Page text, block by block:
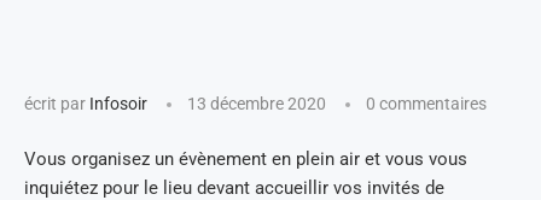
écrit par Infosoir 13 décembre 2020 0 commentaires
Vous organisez un évènement en plein air et vous vous
inquiétez pour le lieu devant accueillir vos invités de